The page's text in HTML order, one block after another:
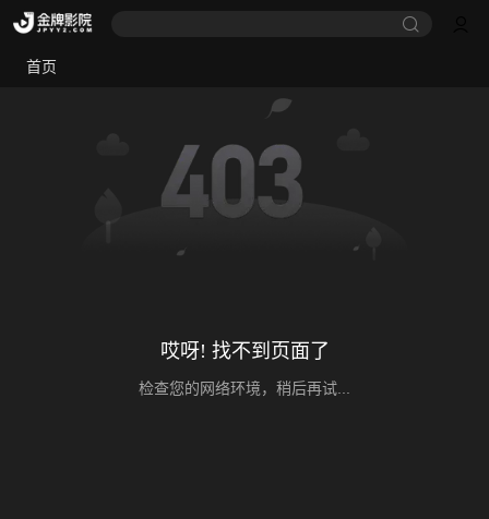
首页
哎呀! 找不到页面了
检查您的网络环境，稍后再试...